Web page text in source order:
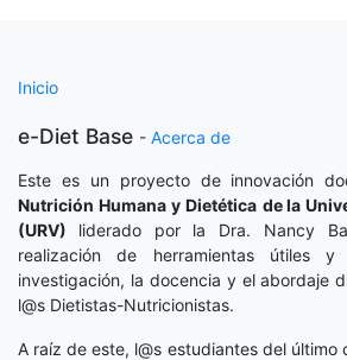
Inicio
e-Diet Base - Acerca de
Este es un proyecto de innovación
Nutrición Humana y Dietética de la
(URV) liderado por la Dra. Nancy
realización de herramientas útiles
investigación, la docencia y el abordaje
l@s Dietistas-Nutricionistas.
A raíz de este, l@s estudiantes del último